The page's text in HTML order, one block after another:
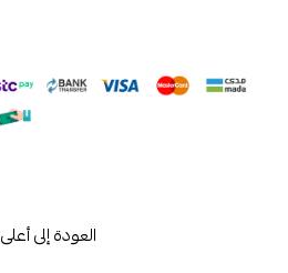
العودة إلى أعلى